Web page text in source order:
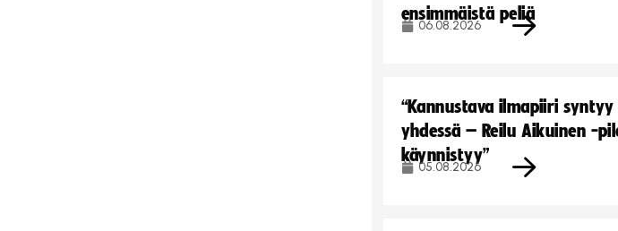
ensimmäistä peliä
06.08.2026
“Kannustava ilmapiiri syntyy
yhdessä – Reilu Aikuinen -
käynnistyy”
05.08.2026